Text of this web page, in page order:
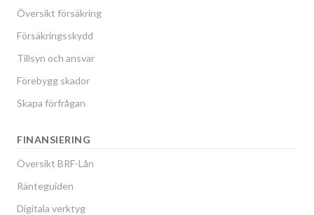
Översikt försäkring
Försäkringsskydd
Tillsyn och ansvar
Förebygg skador
Skapa förfrågan
FINANSIERING
Översikt BRF-Lån
Ränteguiden
Digitala verktyg